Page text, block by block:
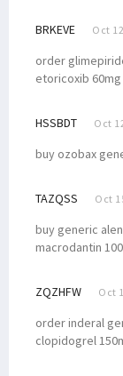
BRKEVE Oct
order
etoricoxib
HSSBDT Oct
buy ozobax
TAZQSS Oct
buy generic
macrodantin
ZQZHFW Oct
order inderal
clopidogrel